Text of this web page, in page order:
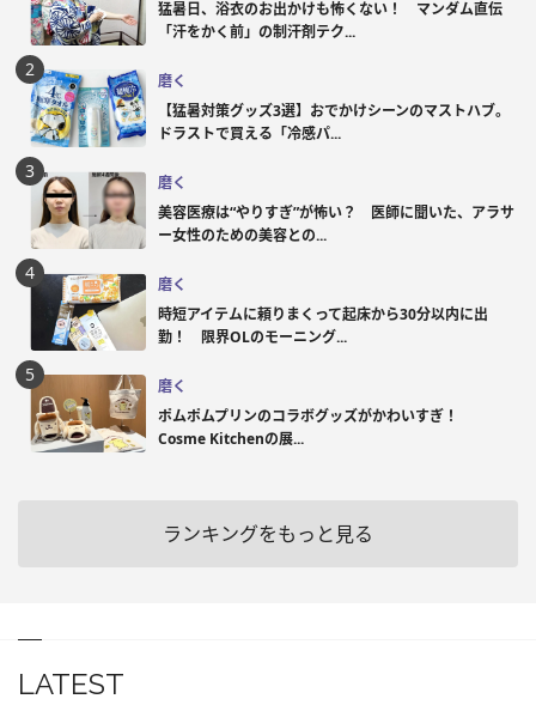
猛暑日、浴衣のお出かけも怖くない！ マンダム直伝
「汗をかく前」の制汗剤テク...
磨く
【猛暑対策グッズ3選】おでかけシーンのマストハブ。
ドラストで買える「冷感パ...
磨く
美容医療は“やりすぎ”が怖い？ 医師に聞いた、アラサ
ー女性のための美容との...
磨く
時短アイテムに頼りまくって起床から30分以内に出
勤！ 限界OLのモーニング...
磨く
ポムポムプリンのコラボグッズがかわいすぎ！
Cosme Kitchenの展...
ランキングをもっと見る
LATEST